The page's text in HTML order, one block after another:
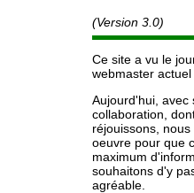
(Version 3.0)
Ce site a vu le
webmaster
Aujourd'hui, avec
collaboration,
réjouissons,
oeuvre pour que
maximum
souhaitons d'y
agréable.